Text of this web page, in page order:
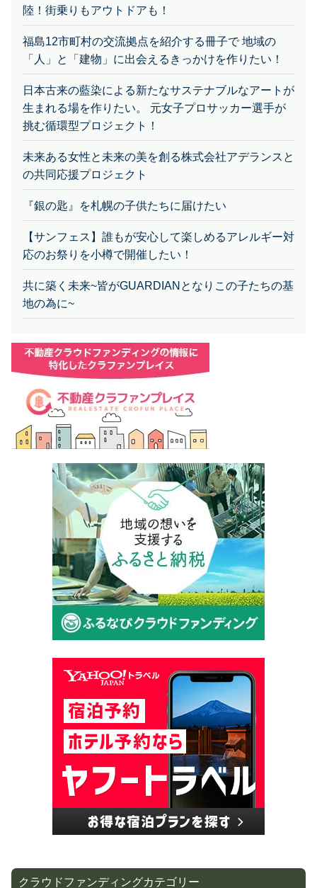
福島12市町村の交流拠点を紹介する冊子で 地域の
「人」と「建物」に出会えるきっかけを作りたい！
日本古来の藍染による新たなサステナブルなアートが
生まれる場を作りたい。 元女子プロサッカー選手が
挑む循環型プロジェクト！
未来ある女性と未来の美を創る株式会社アデランスと
の共同応援プロジェクト
『銀の匙』を札幌の子供たちに届けたい
【サンフェス】誰もが安心して楽しめるアレルギー対
応のお祭りを小樽で開催したい！
共に築く未来~皆がGUARDIANとなりこの子たちの基
地の為に~